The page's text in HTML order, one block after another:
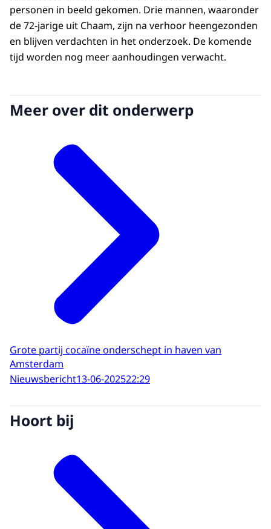
personen in beeld gekomen. Drie mannen, waaronder
de 72-jarige uit Chaam, zijn na verhoor heengezonden
en blijven verdachten in het onderzoek. De komende
tijd worden nog meer aanhoudingen verwacht.
Meer over dit onderwerp
Grote partij cocaïne onderschept in haven van
Amsterdam
Nieuwsbericht13-06-202522:29
Hoort bij